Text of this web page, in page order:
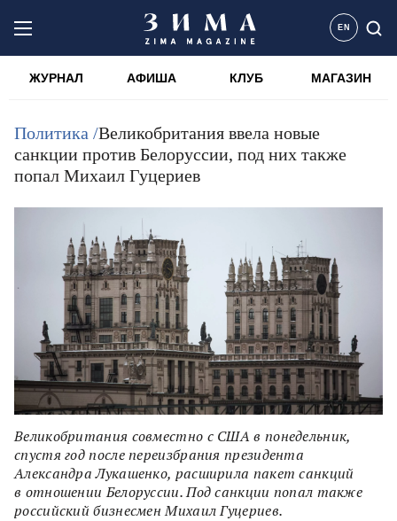
EN
ЖУРНАЛ АФИША КЛУБ МАГАЗИН
Политика /Великобритания ввела новые
санкции против Белоруссии, под них также
попал Михаил Гуцериев
Великобритания совместно с США в понедельник,
спустя год после переизбрания президента
Александра Лукашенко, расширила пакет санкций
в отношении Белоруссии. Под санкции попал также
российский бизнесмен Михаил Гуцериев.